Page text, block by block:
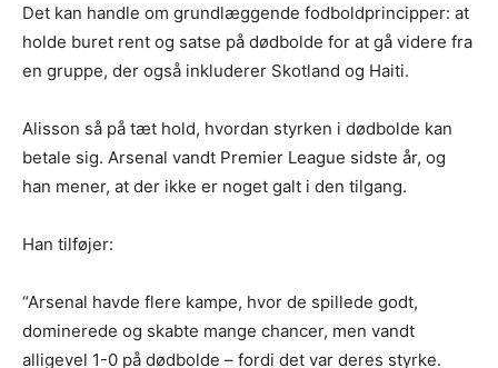
Det kan handle om grundlæggende fodboldprincipper: at
holde buret rent og satse på dødbolde for at gå videre fra
en gruppe, der også inkluderer Skotland og Haiti.
Alisson så på tæt hold, hvordan styrken i dødbolde kan
betale sig. Arsenal vandt Premier League sidste år, og
han mener, at der ikke er noget galt i den tilgang.
Han tilføjer:
“Arsenal havde flere kampe, hvor de spillede godt,
dominerede og skabte mange chancer, men vandt
alligevel 1-0 på dødbolde – fordi det var deres styrke.